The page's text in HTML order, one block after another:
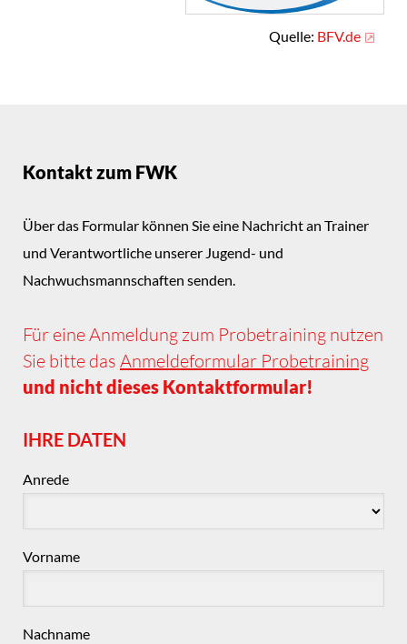
Quelle: BFV.de
Kontakt zum FWK
Über das Formular können Sie eine Nachricht an Trainer
und Verantwortliche unserer Jugend- und
Nachwuchsmannschaften senden.
Für eine Anmeldung zum Probetraining nutzen
Sie bitte das Anmeldeformular Probetraining
und nicht dieses Kontaktformular!
IHRE DATEN
Anrede
Vorname
Nachname